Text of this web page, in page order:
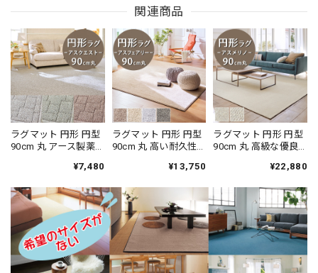
関連商品
ラグマット 円形 円型
90cm 丸 アース製薬
て生まれた防ダニカ
たナチュラルな色合
いとシンプルなデザ
インが魅力 無地調 幾
何学柄 全3色 防炎ラ
ベル付『アスクエス
ト/QST』
¥7,480
ラグマット 円形 円型
90cm 丸 高い耐久性
防汚カーペット！花
すく日々のお手入れ
簡単♪落ち着いたニ
ュアンスカラーのサ
キソニータイプ 無地
全4色 防炎ラベル付
『アスフェアリ
ー/FAY』
¥13,750
ラグマット 円形 円型
90cm 丸 高級な優良
を使用したウール
いの異なる2種類のル
ープタイプ 防炎ラベ
ル付『アスメリ
ノ/MRN』
¥22,880